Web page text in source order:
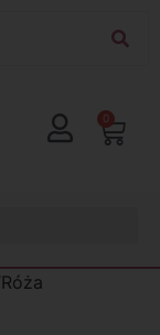
0